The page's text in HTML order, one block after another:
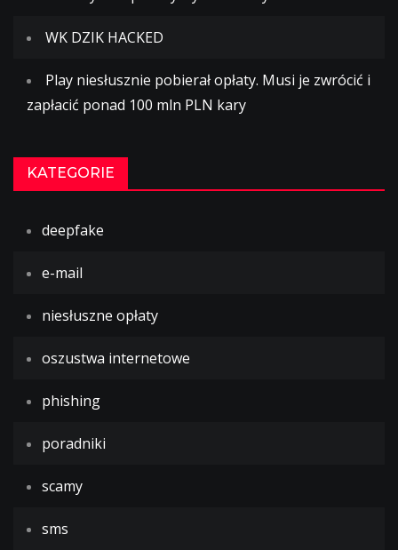
WK DZIK HACKED
Play niesłusznie pobierał opłaty. Musi je zwrócić i
zapłacić ponad 100 mln PLN kary
KATEGORIE
deepfake
e-mail
niesłuszne opłaty
oszustwa internetowe
phishing
poradniki
scamy
sms